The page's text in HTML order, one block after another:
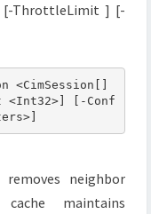
[-ThrottleLimit ] [-
<CimSession[]
[-Conf
removes neighbor
maintains